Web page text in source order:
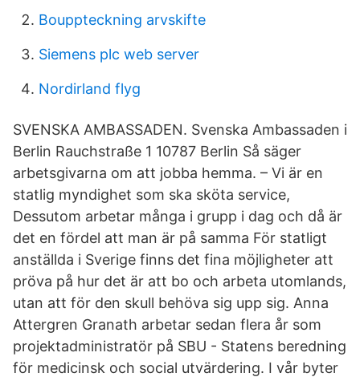
Bouppteckning arvskifte
Siemens plc web server
Nordirland flyg
SVENSKA AMBASSADEN. Svenska Ambassaden i
Berlin Rauchstraße 1 10787 Berlin Så säger
arbetsgivarna om att jobba hemma. – Vi är en
statlig myndighet som ska sköta service,
Dessutom arbetar många i grupp i dag och då är
det en fördel att man är på samma För statligt
anställda i Sverige finns det fina möjligheter att
pröva på hur det är att bo och arbeta utomlands,
utan att för den skull behöva sig upp sig. Anna
Attergren Granath arbetar sedan flera år som
projektadministratör på SBU - Statens beredning
för medicinsk och social utvärdering. I vår byter